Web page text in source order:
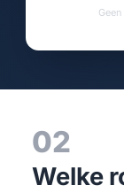
02
Welke